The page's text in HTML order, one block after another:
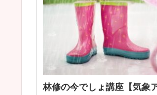
林修の今でしょ講座【気象